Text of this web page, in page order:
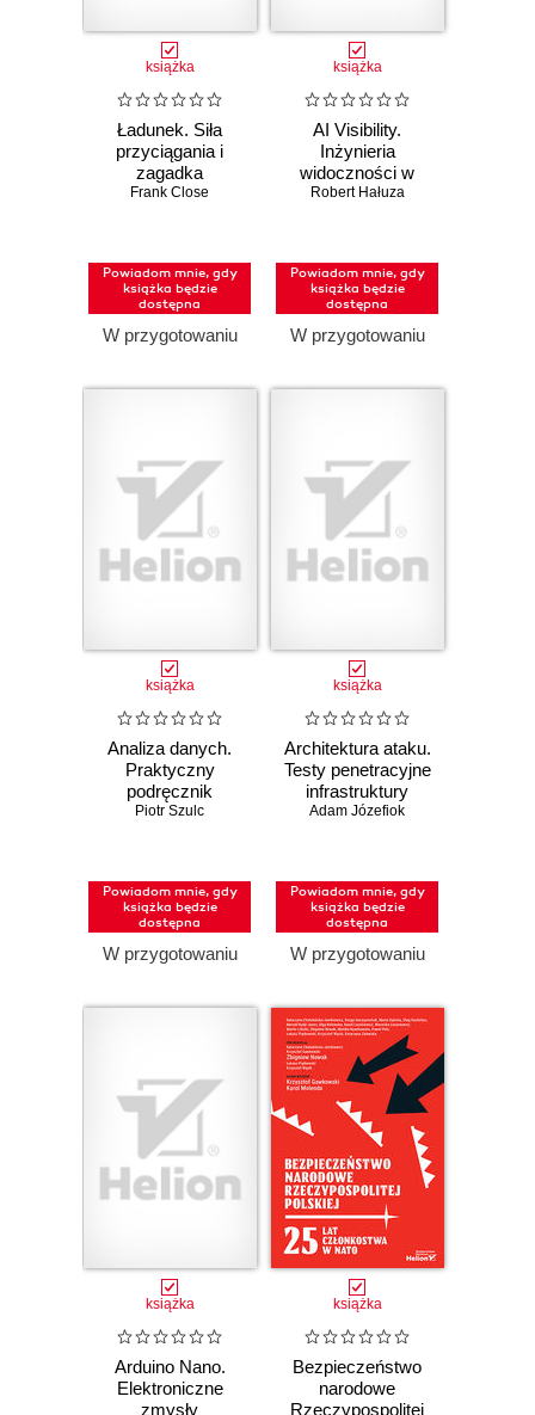
książka
Ładunek. Siła
przyciągania i
zagadka
równowagi
Frank Close
Powiadom mnie, gdy
książka będzie
dostępna
W przygotowaniu
książka
AI Visibility.
Inżynieria
widoczności w
świecie bez
Robert Hałuza
Powiadom mnie, gdy
książka będzie
dostępna
W przygotowaniu
książka
Analiza danych.
Praktyczny
podręcznik
dobrych praktyk
Piotr Szulc
Powiadom mnie, gdy
książka będzie
dostępna
W przygotowaniu
książka
Architektura ataku.
Testy penetracyjne
infrastruktury
sieciowej
Adam Józefiok
Powiadom mnie, gdy
książka będzie
dostępna
W przygotowaniu
książka
Arduino Nano.
Elektroniczne
zmysły
książka
Bezpieczeństwo
narodowe
Rzeczypospolitej